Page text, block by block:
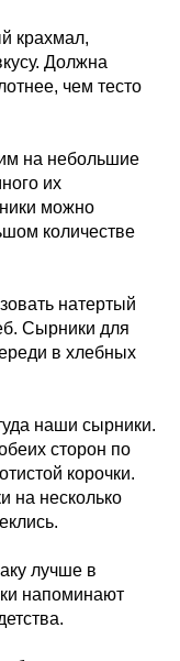
крахмал,
Должна
чем тесто
на небольшие
их
можно
количестве
натертый
Сырники для
в хлебных
наши сырники.
сторон по
корочки.
на несколько
лучше в
напоминают